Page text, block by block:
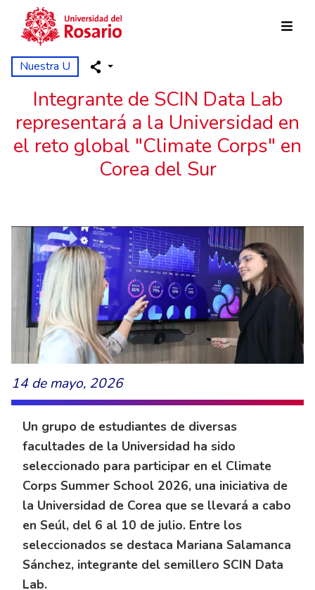
Pasar al contenido principal
Nuestra U
Integrante de SCIN Data Lab
representará a la Universidad en
el reto global "Climate Corps" en
Corea del Sur
14 de mayo, 2026
Un grupo de estudiantes de diversas
facultades de la Universidad ha sido
seleccionado para participar en el Climate
Corps Summer School 2026, una iniciativa de
la Universidad de Corea que se llevará a cabo
en Seúl, del 6 al 10 de julio. Entre los
seleccionados se destaca Mariana Salamanca
Sánchez, integrante del semillero SCIN Data
Lab.